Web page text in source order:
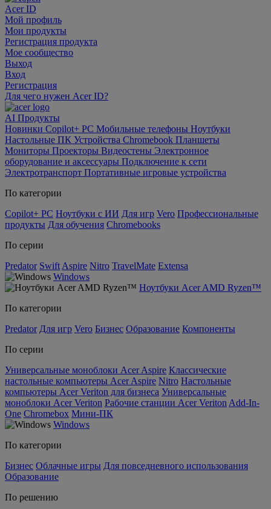
Acer ID
Мой профиль
Мои продукты
Регистрация продукта
Мое сообщество
Выход
Вход
Регистрация
Для чего нужен Acer ID?
AI Продукты
Новинки Copilot+ PC Мобильные телефоны Ноутбуки
Настольные ПК Устройства Chromebook Планшеты
Мониторы Проекторы Видеостены Электронное
оборудование и аксессуары Подключение к сети
Электротранспорт Портативные игровые устройства
По категории
Copilot+ PC Ноутбуки с ИИ Для игр Vero Профессиональные
продукты Для обучения Chromebooks
По серии
Predator Swift Aspire Nitro TravelMate Extensa
Windows
Ноутбуки Acer AMD Ryzen™
По категории
Predator Для игр Vero Бизнес Образование Компоненты
По серии
Универсальные моноблоки Acer Aspire Классические
настольные компьютеры Acer Aspire Nitro Настольные
компьютеры Acer Veriton для бизнеса Универсальные
моноблоки Acer Veriton Рабочие станции Acer Veriton Add-In-
One Chromebox Мини-ПК
Windows
По категории
Бизнес Облачные игры Для повседневного использования
Образование
По решению